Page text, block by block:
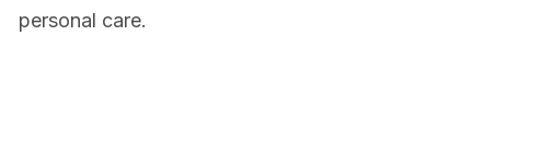
personal care.